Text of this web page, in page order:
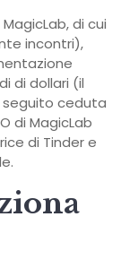
di cui
incontri),
di dollari (il
ceduta
di MagicLab
di Tinder e